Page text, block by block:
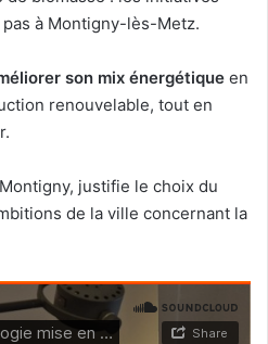
à Montigny-lès-Metz.
son mix énergétique en
renouvelable, tout en
justifie le choix du
de la ville concernant la